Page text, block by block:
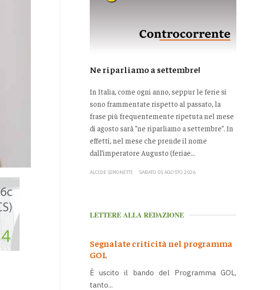
Ne riparliamo a settembre!
In Italia, come ogni anno, seppur le ferie si
sono frammentate rispetto al passato, la
frase più frequentemente ripetuta nel mese
di agosto sarà “ne riparliamo a settembre”. In
effetti, nel mese che prende il nome
dall’imperatore Augusto (feriae...
ALCIDE SIMONETTI SABATO 01 AGOSTO 2026
LETTERE ALLA REDAZIONE
Segnalate criticità nel programma
GOL
È uscito il bando del Programma GOL,
tanto...